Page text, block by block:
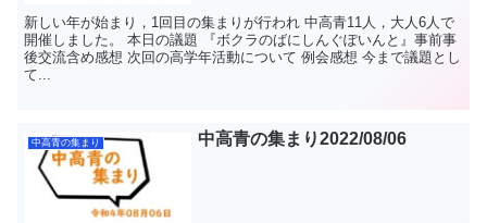
新しい年が始まり，1回目の集まりが行われ 中高青11人，大人6人で
開催しました。 本日の議題 『ボクラのばにしんぐぽいんと』事前事
後交流含め感想 次回の高学年活動について 例会感想 今まで議題とし
て...
中高青の集まり 中高青の集まり2022/08/06